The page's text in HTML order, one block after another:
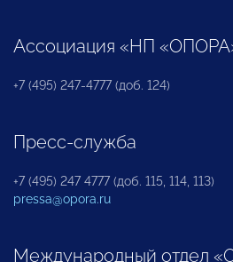
Ассоциация «НП
+7 (495) 247-4777 (доб. 124)
Пресс-служба
+7 (495) 247 4777 (доб. 115, 114, 113)
pressa@opora.ru
Международный отдел